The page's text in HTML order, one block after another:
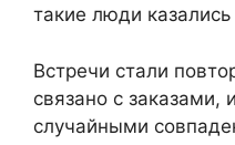
такие люди
Встречи стали
связано с заказами,
случайными